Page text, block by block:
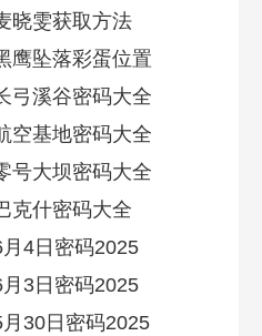
5月12日
5月7日
4月30日
4月28日
晓雯获取方法
鹰坠落彩蛋位置
弓溪谷密码大全
空基地密码大全
号大坝密码大全
克什密码大全
4日密码2025
3日密码2025
30日密码2025